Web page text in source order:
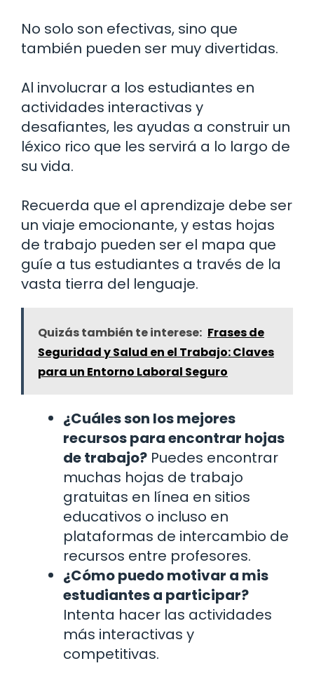
No solo son efectivas, sino que
también pueden ser muy divertidas.
Al involucrar a los estudiantes en
actividades interactivas y
desafiantes, les ayudas a construir un
léxico rico que les servirá a lo largo de
su vida.
Recuerda que el aprendizaje debe ser
un viaje emocionante, y estas hojas
de trabajo pueden ser el mapa que
guíe a tus estudiantes a través de la
vasta tierra del lenguaje.
Quizás también te interese: Frases de
Seguridad y Salud en el Trabajo: Claves
para un Entorno Laboral Seguro
¿Cuáles son los mejores
recursos para encontrar hojas
de trabajo? Puedes encontrar
muchas hojas de trabajo
gratuitas en línea en sitios
educativos o incluso en
plataformas de intercambio de
recursos entre profesores.
¿Cómo puedo motivar a mis
estudiantes a participar?
Intenta hacer las actividades
más interactivas y
competitivas.